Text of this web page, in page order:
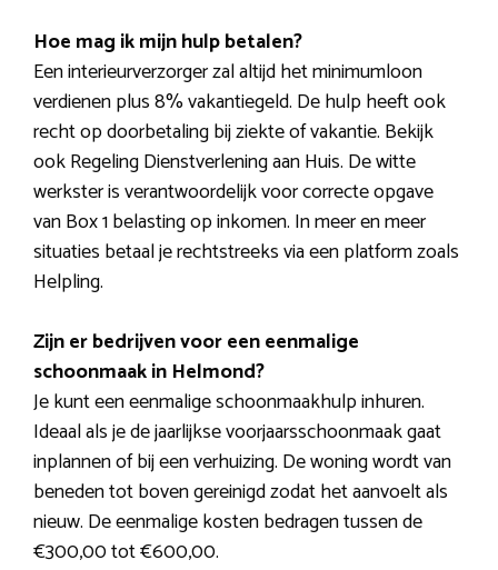
Hoe mag ik mijn hulp betalen?
Een interieurverzorger zal altijd het minimumloon
verdienen plus 8% vakantiegeld. De hulp heeft ook
recht op doorbetaling bij ziekte of vakantie. Bekijk
ook Regeling Dienstverlening aan Huis. De witte
werkster is verantwoordelijk voor correcte opgave
van Box 1 belasting op inkomen. In meer en meer
situaties betaal je rechtstreeks via een platform zoals
Helpling.
Zijn er bedrijven voor een eenmalige
schoonmaak in Helmond?
Je kunt een eenmalige schoonmaakhulp inhuren.
Ideaal als je de jaarlijkse voorjaarsschoonmaak gaat
inplannen of bij een verhuizing. De woning wordt van
beneden tot boven gereinigd zodat het aanvoelt als
nieuw. De eenmalige kosten bedragen tussen de
€300,00 tot €600,00.